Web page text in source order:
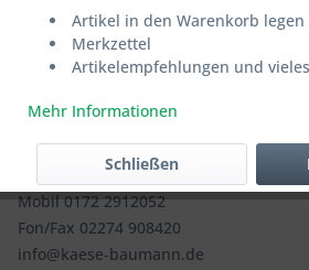
Um Ihr Widerrufsrecht auszuüben,
Ulrike Baumann's Sezialitäten
Embestraße 18
50189 Elsdorf
Mobil 0172 2912052
Fon/Fax 02274 908420
info@kaese-baumann.de
Artikel in den Warenkorb legen
Merkzettel
Artikelempfehlungen und
Mehr Informationen
Schließen